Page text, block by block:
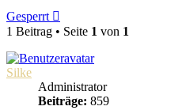
Gesperrt
1 Beitrag • Seite 1 von 1
Silke
Administrator
Beiträge: 859